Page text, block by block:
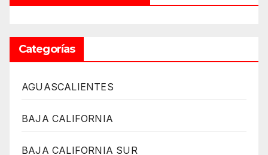
Categorías
AGUASCALIENTES
BAJA CALIFORNIA
BAJA CALIFORNIA SUR